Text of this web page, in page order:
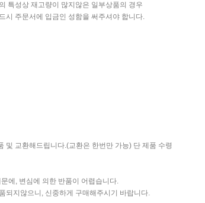
특성상 재고량이 많지않은 일부상품의 경우
시 주문서에 입금인 성함을 써주셔야 합니다.
교환해드립니다.(교환은 한번만 가능) 단 제품 수령
에, 변심에 의한 반품이 어렵습니다.
되지않으니, 신중하게 구매해주시기 바랍니다.